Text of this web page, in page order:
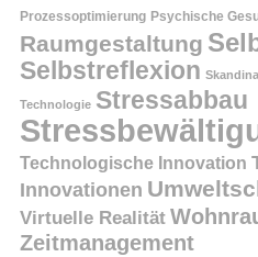
Prozessoptimierung Psychische
Raumgestaltung
Selbstreflexion
Technologie Stressabbau
Technologische Innovation
Innovationen
Virtuelle Realität
Zeitmanagement